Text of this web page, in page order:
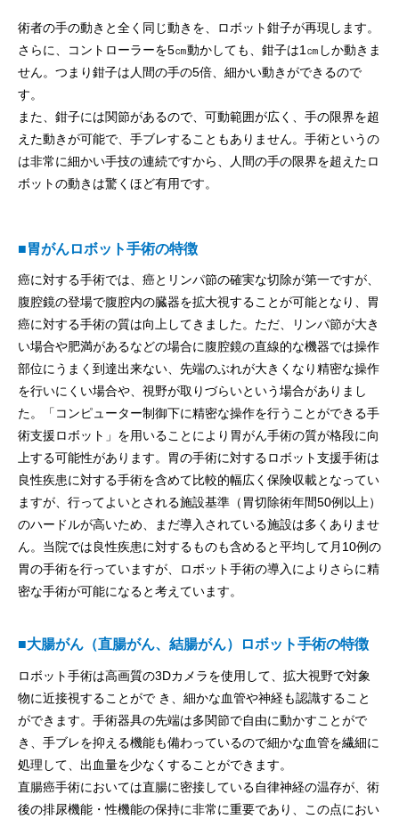
術者の手の動きと全く同じ動きを、ロボット鉗子が再現します。
さらに、コントローラーを5㎝動かしても、鉗子は1㎝しか動きま
せん。つまり鉗子は人間の手の5倍、細かい動きができるので
す。
また、鉗子には関節があるので、可動範囲が広く、手の限界を超
えた動きが可能で、手ブレすることもありません。手術というの
は非常に細かい手技の連続ですから、人間の手の限界を超えたロ
ボットの動きは驚くほど有用です。
■胃がんロボット手術の特徴
癌に対する手術では、癌とリンパ節の確実な切除が第一ですが、
腹腔鏡の登場で腹腔内の臓器を拡大視することが可能となり、胃
癌に対する手術の質は向上してきました。ただ、リンパ節が大き
い場合や肥満があるなどの場合に腹腔鏡の直線的な機器では操作
部位にうまく到達出来ない、先端のぶれが大きくなり精密な操作
を行いにくい場合や、視野が取りづらいという場合がありまし
た。「コンピューター制御下に精密な操作を行うことができる手
術支援ロボット」を用いることにより胃がん手術の質が格段に向
上する可能性があります。胃の手術に対するロボット支援手術は
良性疾患に対する手術を含めて比較的幅広く保険収載となってい
ますが、行ってよいとされる施設基準（胃切除術年間50例以上）
のハードルが高いため、まだ導入されている施設は多くありませ
ん。当院では良性疾患に対するものも含めると平均して月10例の
胃の手術を行っていますが、ロボット手術の導入によりさらに精
密な手術が可能になると考えています。
■大腸がん（直腸がん、結腸がん）ロボット手術の特徴
ロボット手術は高画質の3Dカメラを使用して、拡大視野で対象
物に近接視することがで き、細かな血管や神経も認識すること
ができます。手術器具の先端は多関節で自由に動かすことがで
き、手ブレを抑える機能も備わっているので細かな血管を繊細に
処理して、出血量を少なくすることができます。
直腸癌手術においては直腸に密接している自律神経の温存が、術
後の排尿機能・性機能の保持に非常に重要であり、この点におい